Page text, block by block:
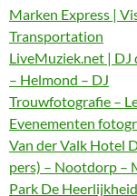
Marken Express |
Transportation
LiveMuziek.net |
– Helmond – DJ
Trouwfotografie –
Evenementen
Van der Valk Hotel
pers) – Nootdorp –
Park De